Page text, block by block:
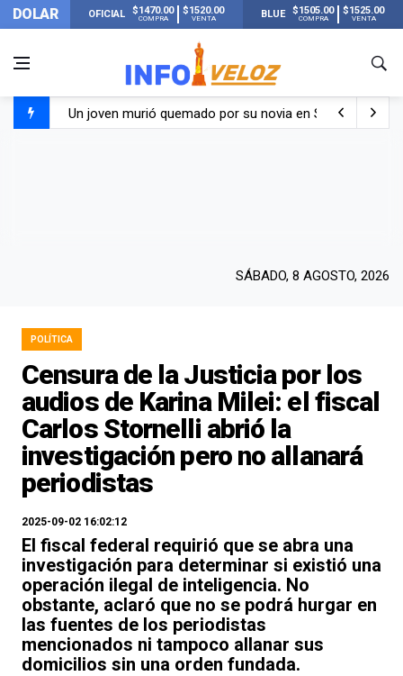
DOLAR OFICIAL $1470.00
COMPRA
$1520.00
VENTA BLUE $1505.00
COMPRA
$1525.00
VENTA
Un joven murió quemado por su novia en San Luis:
SÁBADO, 8 AGOSTO, 2026
POLÍTICA
Censura de la Justicia por los
audios de Karina Milei: el fiscal
Carlos Stornelli abrió la
investigación pero no allanará
periodistas
2025-09-02 16:02:12
El fiscal federal requirió que se abra una
investigación para determinar si existió una
operación ilegal de inteligencia. No
obstante, aclaró que no se podrá hurgar en
las fuentes de los periodistas
mencionados ni tampoco allanar sus
domicilios sin una orden fundada.